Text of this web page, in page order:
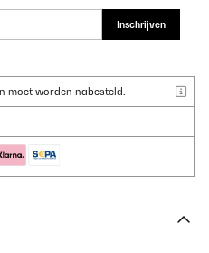
Inschrijven
moet worden nabesteld.